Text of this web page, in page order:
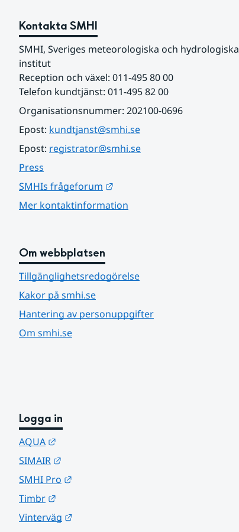
Kontakta SMHI
SMHI, Sveriges meteorologiska och hydrologiska
institut
Reception och växel: 011-495 80 00
Telefon kundtjänst: 011-495 82 00
Organisationsnummer: 202100-0696
Epost: kundtjanst@smhi.se
Epost: registrator@smhi.se
Press
SMHIs frågeforum
Mer kontaktinformation
Om webbplatsen
Tillgänglighetsredogörelse
Kakor på smhi.se
Hantering av personuppgifter
Om smhi.se
Logga in
AQUA
SIMAIR
SMHI Pro
Timbr
Vinterväg